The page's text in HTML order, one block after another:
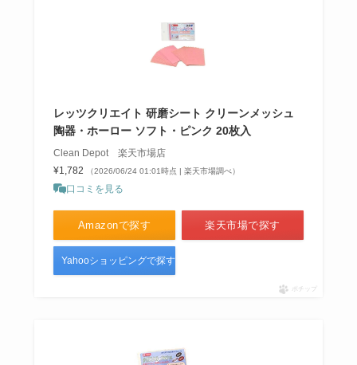
レッツクリエイト 研磨シート クリーンメッシュ
陶器・ホーロー ソフト・ピンク 20枚入
Clean Depot 楽天市場店
¥1,782
（2026/06/24 01:01時点 | 楽天市場調べ）
口コミを見る
Amazonで探す 楽天市場で探す
Yahooショッピングで探す
ポチップ